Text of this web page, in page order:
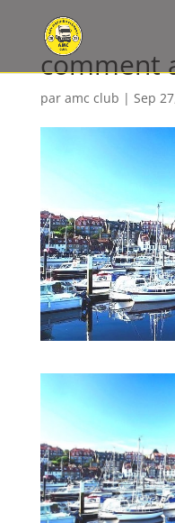
comment
par amc club | Sep